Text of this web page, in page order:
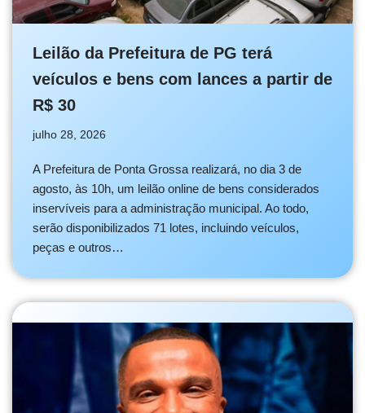
Leilão da Prefeitura de PG terá
veículos e bens com lances a partir de
R$ 30
julho 28, 2026
A Prefeitura de Ponta Grossa realizará, no dia 3 de
agosto, às 10h, um leilão online de bens considerados
inservíveis para a administração municipal. Ao todo,
serão disponibilizados 71 lotes, incluindo veículos,
peças e outros…